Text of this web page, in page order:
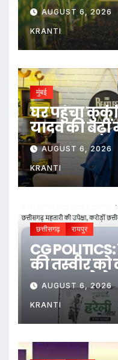
AUGUST 6, 2026
KRANTI
मुंबई
घर पहुंचा
यादव की
AUGUST 6, 2026
KRANTI
छत्तीसगढ़ रायपुर
CG
की तस्वीर
सरकार को घेरा
AUGUST 6, 2026
KRANTI